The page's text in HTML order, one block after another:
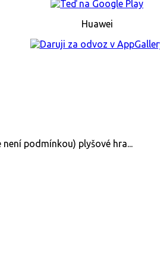
Huawei
podmínkou) plyšové hra...